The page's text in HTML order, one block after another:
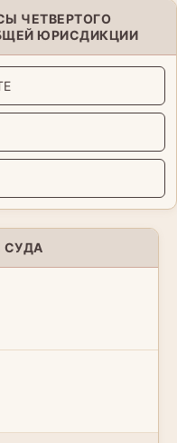
ЧЕТВЕРТОГО
ЮРИСДИКЦИИ
СУДА